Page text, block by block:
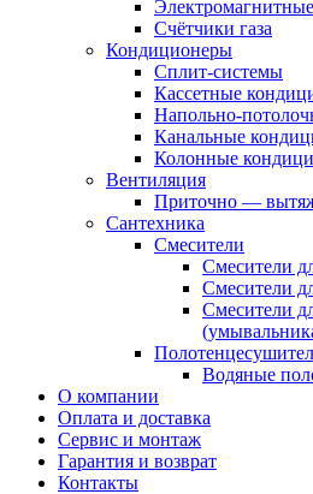
Счётчики газа
Кондиционеры
Сплит-системы
Кассетные
Напольно-
Канальные
Колонные
Вентиляция
Приточно —
Сантехника
Смесители
Смесители
Смесители
Смесители
Водяные
О компании
Оплата и доставка
Сервис и монтаж
Гарантия и возврат
Контакты